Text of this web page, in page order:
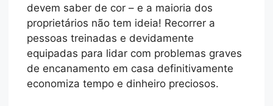
devem saber de cor – e a maioria dos
proprietários não tem ideia! Recorrer a
pessoas treinadas e devidamente
equipadas para lidar com problemas graves
de encanamento em casa definitivamente
economiza tempo e dinheiro preciosos.